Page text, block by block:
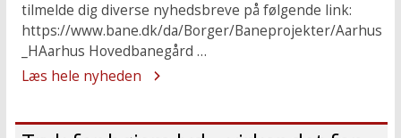
tilmelde dig diverse nyhedsbreve på følgende link:
https://www.bane.dk/da/Borger/Baneprojekter/Aarhus
_HAarhus Hovedbanegård …
Læs hele nyheden